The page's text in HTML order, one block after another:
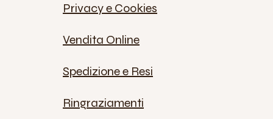
Privacy e Cookies
Vendita Online
Spedizione e Resi
Ringraziamenti